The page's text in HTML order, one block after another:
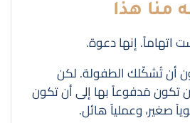
منا هذا
اتهاماً. إنها دعوة.
أن تُشكّلك الطفولة. لكن
تكون مَدفوعاً بها إلى أن تكون
صغير، وعملياً هائل.